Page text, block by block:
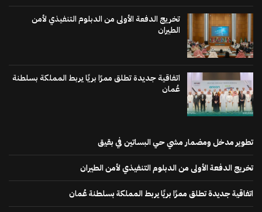
تخريج الدفعة الأولى من الدبلوم التنفيذي لأمن
الطيران
اتفاقية جديدة تطلق ممرًا بريًا يربط المملكة بسلطنة
عُمان
تطوير مدخل ومضمار مشي حي البساتين في بقيق
تخريج الدفعة الأولى من الدبلوم التنفيذي لأمن الطيران
اتفاقية جديدة تطلق ممرًا بريًا يربط المملكة بسلطنة عُمان